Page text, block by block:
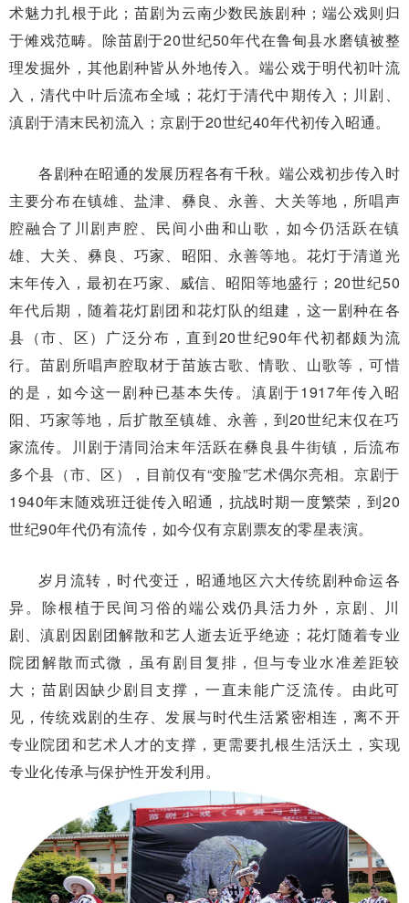
术魅力扎根于此；苗剧为云南少数民族剧种；端公戏则归
于傩戏范畴。除苗剧于20世纪50年代在鲁甸县水磨镇被整
理发掘外，其他剧种皆从外地传入。端公戏于明代初叶流
入，清代中叶后流布全域；花灯于清代中期传入；川剧、
滇剧于清末民初流入；京剧于20世纪40年代初传入昭通。
各剧种在昭通的发展历程各有千秋。端公戏初步传入时
主要分布在镇雄、盐津、彝良、永善、大关等地，所唱声
腔融合了川剧声腔、民间小曲和山歌，如今仍活跃在镇
雄、大关、彝良、巧家、昭阳、永善等地。花灯于清道光
末年传入，最初在巧家、威信、昭阳等地盛行；20世纪50
年代后期，随着花灯剧团和花灯队的组建，这一剧种在各
县（市、区）广泛分布，直到20世纪90年代初都颇为流
行。苗剧所唱声腔取材于苗族古歌、情歌、山歌等，可惜
的是，如今这一剧种已基本失传。滇剧于1917年传入昭
阳、巧家等地，后扩散至镇雄、永善，到20世纪末仅在巧
家流传。川剧于清同治末年活跃在彝良县牛街镇，后流布
多个县（市、区），目前仅有“变脸”艺术偶尔亮相。京剧于
1940年末随戏班迁徙传入昭通，抗战时期一度繁荣，到20
世纪90年代仍有流传，如今仅有京剧票友的零星表演。
岁月流转，时代变迁，昭通地区六大传统剧种命运各
异。除根植于民间习俗的端公戏仍具活力外，京剧、川
剧、滇剧因剧团解散和艺人逝去近乎绝迹；花灯随着专业
院团解散而式微，虽有剧目复排，但与专业水准差距较
大；苗剧因缺少剧目支撑，一直未能广泛流传。由此可
见，传统戏剧的生存、发展与时代生活紧密相连，离不开
专业院团和艺术人才的支撑，更需要扎根生活沃土，实现
专业化传承与保护性开发利用。